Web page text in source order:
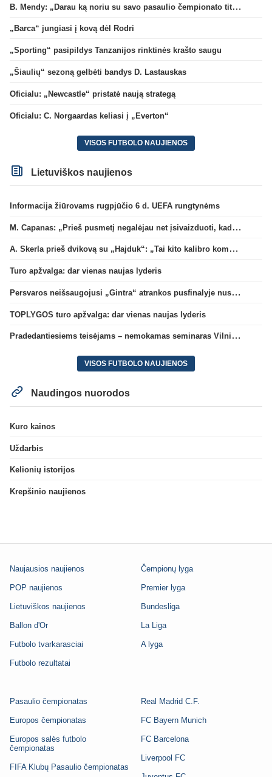
B. Mendy: „Darau ką noriu su savo pasaulio čempionato titulu“
„Barca“ jungiasi į kovą dėl Rodri
„Sporting“ pasipildys Tanzanijos rinktinės krašto saugu
„Šiaulių“ sezoną gelbėti bandys D. Lastauskas
Oficialu: „Newcastle“ pristatė naują strategą
Oficialu: C. Norgaardas keliasi į „Everton“
VISOS FUTBOLO NAUJIENOS
Lietuviškos naujienos
Informacija žiūrovams rugpjūčio 6 d. UEFA rungtynėms
M. Capanas: „Prieš pusmetį negalėjau net įsivaizduoti, kad žaisime prieš „Hajduk“
A. Skerla prieš dvikovą su „Hajduk“: „Tai kito kalibro komanda“
Turo apžvalga: dar vienas naujas lyderis
Persvaros neišsaugojusi „Gintra“ atrankos pusfinalyje nusileido Škotijos čempionėms
TOPLYGOS turo apžvalga: dar vienas naujas lyderis
Pradedantiesiems teisėjams – nemokamas seminaras Vilniuje šį penktadienį
VISOS FUTBOLO NAUJIENOS
Naudingos nuorodos
Kuro kainos
Uždarbis
Kelionių istorijos
Krepšinio naujienos
Naujausios naujienos
POP naujienos
Lietuviškos naujienos
Ballon d'Or
Futbolo tvarkarasciai
Futbolo rezultatai
Čempionų lyga
Premier lyga
Bundesliga
La Liga
A lyga
Pasaulio čempionatas
Europos čempionatas
Europos salės futbolo
čempionatas
FIFA Klubų Pasaulio čempionatas
Real Madrid C.F.
FC Bayern Munich
FC Barcelona
Liverpool FC